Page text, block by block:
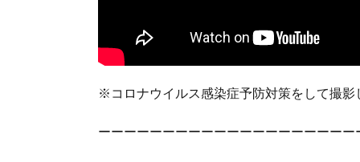
※コロナウイルス感染症予防対策をして撮影
ーーーーーーーーーーーーーーーーーーーー